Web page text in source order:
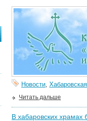
Новости,
Читать дальше
В хабаровских храмах